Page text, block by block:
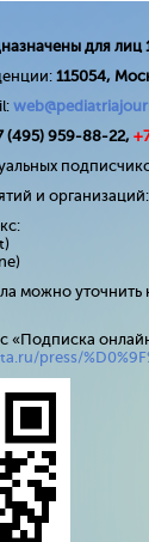
для лиц
115054,
(495) 959-88-22,
и организаций:
можно уточнить
«Подписка
press/